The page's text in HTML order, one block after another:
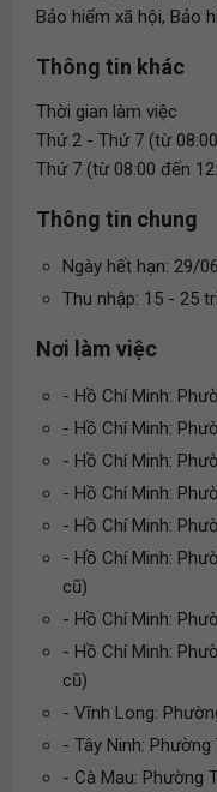
Bảo hiểm xã hội, Bảo
Thông tin khác
Thời gian làm việc
Thứ 2 - Thứ 7 (từ
Thứ 7 (từ 08:00 đến
Thông tin chung
Ngày hết hạn: 29/
Thu nhập: 15 - 25
Nơi làm việc
- Hồ Chí Minh:
- Hồ Chí Minh:
- Hồ Chí Minh:
- Hồ Chí Minh:
- Hồ Chí Minh:
- Hồ Chí Minh:
cũ)
- Hồ Chí Minh:
- Hồ Chí Minh:
cũ)
- Vĩnh Long:
- Tây Ninh:
- Cà Mau: Phường